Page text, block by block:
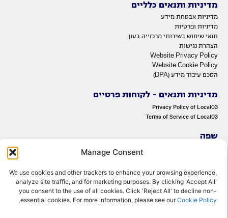
Manage Consent
We use cookies and other trackers to enhance your browsing experience,
analyze site traffic, and for marketing purposes. By clicking 'Accept All'
you consent to the use of all cookies. Click 'Reject All' to decline non-
essential cookies. For more information, please see ourCookie Policy
.
מדיניות ותנאים כלליים
מדיניות אבטחת מידע
מדיניות ופרטיות
תנאי שימוש בשירותי מרכזייה בענן
הצהרת נגישות
Website Privacy Policy
Website Cookie Policy
הסכם עיבוד מידע (DPA)
מדיניות ותנאים - לקוחות פרטיים
Privacy Policy of Local03
Terms of Service of Local03
שפה